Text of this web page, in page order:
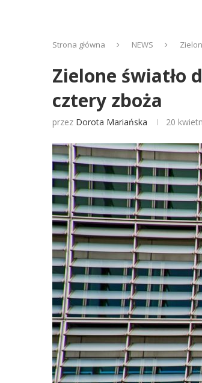
Strona główna NEWS
Zielone światło
cztery zboża
przez Dorota Mariańska 20